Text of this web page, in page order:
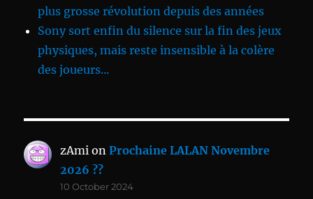
plus grosse révolution depuis des années
Sony sort enfin du silence sur la fin des jeux
physiques, mais reste insensible à la colère
des joueurs...
zAmi onProchaine LALAN Novembre
2026 ??
10 October 2024